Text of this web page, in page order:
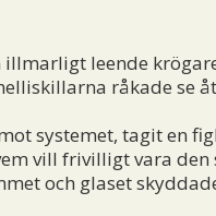
leende
råkade se
systemet, tagit en
vill frivilligt vara den
och glaset